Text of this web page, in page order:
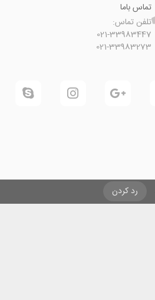
رد کردن
تماس باما
تلفن تماس:
021-33983447
021-33983273